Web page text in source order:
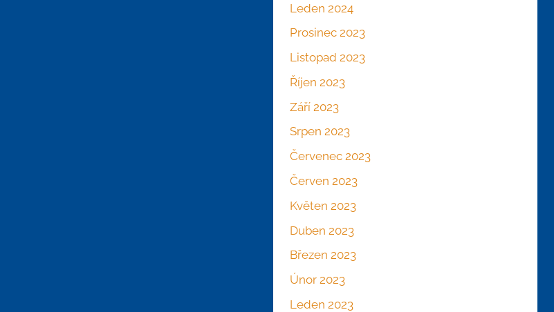
Leden 2024
Prosinec 2023
Listopad 2023
Říjen 2023
Září 2023
Srpen 2023
Červenec 2023
Červen 2023
Květen 2023
Duben 2023
Březen 2023
Únor 2023
Leden 2023